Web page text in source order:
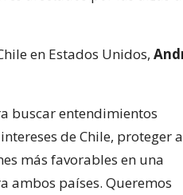
en Estados Unidos,
buscar entendimientos
de Chile, proteger a
más favorables en una
ambos países. Queremos